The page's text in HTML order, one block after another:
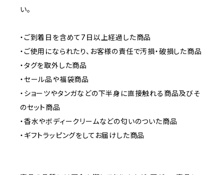
い。
・ご到着日を含めて7日以上経過した商品
・ご使用になられたり、お客様の責任で汚損・破損した商品
・タグを取外した商品
・セール品や福袋商品
・ショーツやタンガなどの下半身に直接触れる商品及びそ
のセット商品
・香水やボディークリームなどの匂いのついた商品
・ギフトラッピングをしてお届けした商品